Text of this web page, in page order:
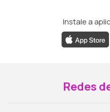
Instale a
Redes